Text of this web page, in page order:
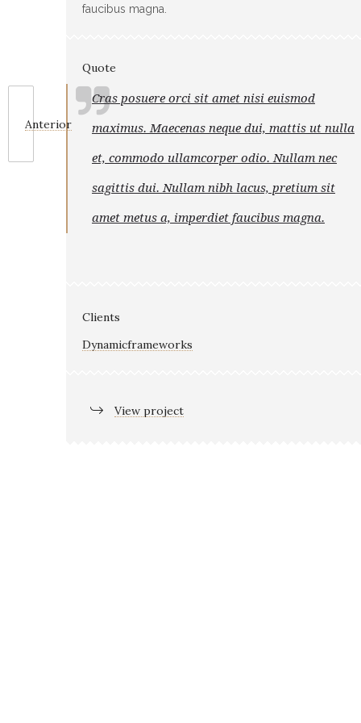
Anterior
faucibus magna.
Quote
Cras posuere orci sit amet nisi euismod
maximus. Maecenas neque dui, mattis ut nulla
et, commodo ullamcorper odio. Nullam nec
sagittis dui. Nullam nibh lacus, pretium sit
amet metus a, imperdiet faucibus magna.
Clients
Dynamicframeworks
View project